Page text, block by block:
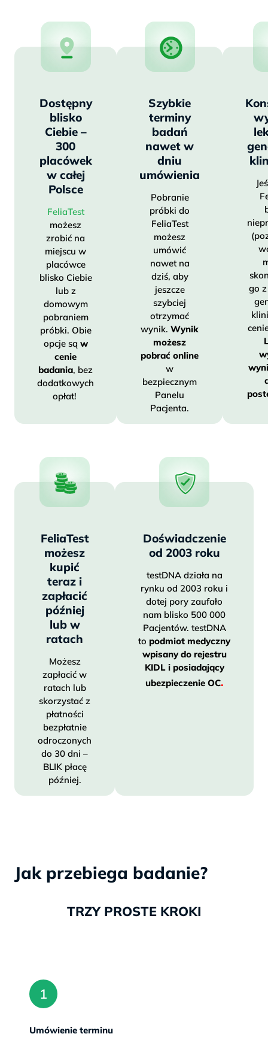
Dostępny
blisko
Ciebie –
300
placówek
w całej
Polsce
FeliaTest
możesz
zrobić na
miejscu w
placówce
blisko Ciebie
lub z
domowym
pobraniem
próbki. Obie
opcje są w
cenie
badania, bez
dodatkowych
opłat!
Szybkie
terminy
badań
nawet w
dniu
umówienia
Pobranie
próbki do
FeliaTest
możesz
umówić
nawet na
dziś, aby
jeszcze
szybciej
otrzymać
wynik. Wynik
możesz
pobrać online
w
bezpiecznym
Panelu
Pacjenta.
go
FeliaTest
możesz
kupić
teraz i
zapłacić
później
lub w
ratach
Możesz
zapłacić w
ratach lub
skorzystać z
płatności
bezpłatnie
odroczonych
do 30 dni –
BLIK płacę
później.
Doświadczenie
od 2003 roku
testDNA działa na
rynku od 2003 roku i
dotej pory zaufało
nam blisko 500 000
Pacjentów. testDNA
to podmiot medyczny
wpisany do rejestru
KIDL i posiadający
ubezpieczenie OC.
Jak przebiega badanie?
TRZY PROSTE KROKI
Umówienie terminu